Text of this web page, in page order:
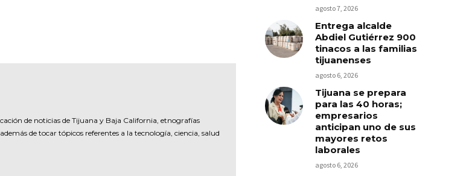
de noticias de Tijuana y Baja California, etnografías
de tocar tópicos referentes a la tecnología, ciencia, salud
agosto 7, 2026
Entrega alcalde
Abdiel Gutiérrez 900
tinacos a las familias
tijuanenses
agosto 6, 2026
Tijuana se prepara
para las 40 horas;
empresarios
anticipan uno de sus
mayores retos
laborales
agosto 6, 2026